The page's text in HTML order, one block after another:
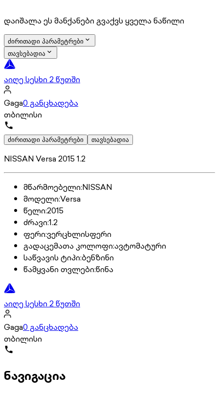
დაიშალა ეს მანქანები გვაქვს ყველა ნაწილი
ძირითადი პარამეტრები
თავსებადია
აიღე სესხი 2 წუთში
Gaga0 განცხადება
თბილისი
ძირითადი პარამეტრები თავსებადია
NISSAN Versa 2015 1.2
მწარმოებელი:NISSAN
მოდელი:Versa
წელი:2015
ძრავი:1.2
ფერი:ვერცხლისფერი
გადაცემათა კოლოფი:ავტომატური
საწვავის ტიპი:ბენზინი
წამყვანი თვლები:წინა
აიღე სესხი 2 წუთში
Gaga0 განცხადება
თბილისი
ნავიგაცია